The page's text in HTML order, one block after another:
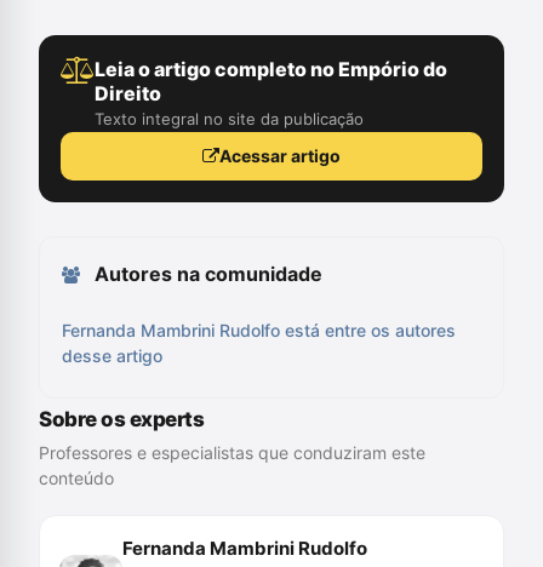
Leia o artigo completo no Empório do
Direito
Texto integral no site da publicação
Acessar artigo
Autores na comunidade
Fernanda Mambrini Rudolfo está entre os autores
desse artigo
Sobre os experts
Professores e especialistas que conduziram este
conteúdo
Fernanda Mambrini Rudolfo